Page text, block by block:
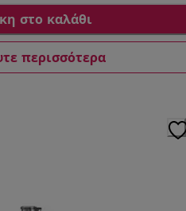
στο καλάθι
περισσότερα